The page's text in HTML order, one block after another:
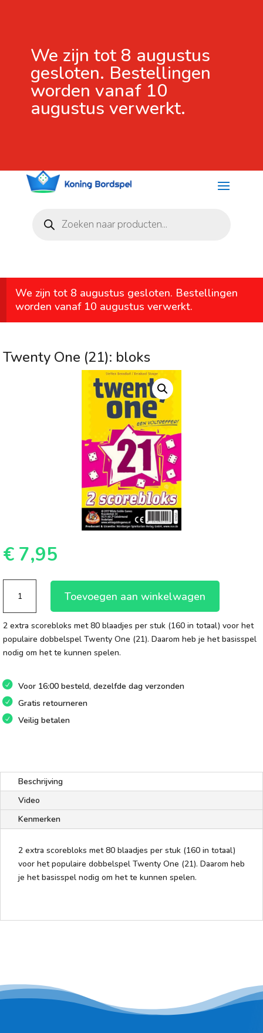
We zijn tot 8 augustus
gesloten. Bestellingen
worden vanaf 10
augustus verwerkt.
zoeken
We zijn tot 8 augustus gesloten. Bestellingen
worden vanaf 10 augustus verwerkt.
Twenty One (21): bloks
€ 7,95
(21):
bloks
aantal
Toevoegen aan winkelwagen
2 extra scorebloks met 80 blaadjes per stuk (160 in totaal) voor het
populaire dobbelspel Twenty One (21). Daarom heb je het basisspel
nodig om het te kunnen spelen.
Voor 16:00 besteld, dezelfde dag verzonden
Gratis retourneren
Veilig betalen
Beschrijving
Video
Kenmerken
2 extra scorebloks met 80 blaadjes per stuk (160 in totaal)
voor het populaire dobbelspel Twenty One (21). Daarom heb
je het basisspel nodig om het te kunnen spelen.